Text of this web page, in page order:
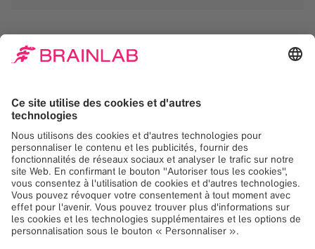
votre consentement
pour charger le service
Google Maps!
Nous utilisons Google Maps, pour intégrer du
contenu susceptible de collecter des
données sur votre activité. Veuillez vérifier les
détails et accepter le service pour voir ce
contenu.